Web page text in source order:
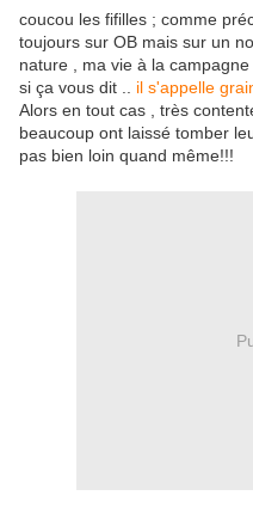
coucou les fifilles ; comme
toujours sur OB mais sur un
nature , ma vie à la
si ça vous dit ..
il s'appelle
Alors en tout cas , très
beaucoup ont laissé tomber
pas bien loin quand même!!!